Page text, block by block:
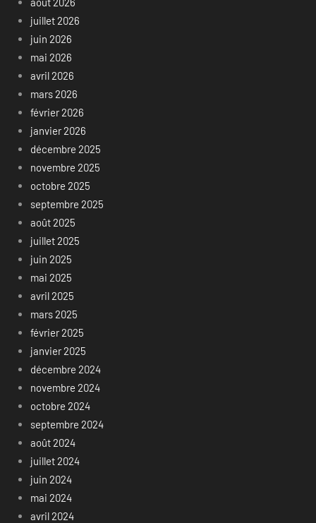
juillet 2026
juin 2026
mai 2026
avril 2026
mars 2026
février 2026
janvier 2026
décembre 2025
novembre 2025
octobre 2025
septembre 2025
août 2025
juillet 2025
juin 2025
mai 2025
avril 2025
mars 2025
février 2025
janvier 2025
décembre 2024
novembre 2024
octobre 2024
septembre 2024
août 2024
juillet 2024
juin 2024
mai 2024
avril 2024